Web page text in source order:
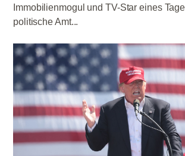
Immobilienmogul und TV-Star eines
politische Amt...